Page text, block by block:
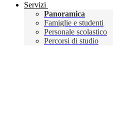
Servizi
Panoramica
Famiglie e studenti
Personale scolastico
Percorsi di studio